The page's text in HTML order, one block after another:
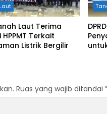
Laut Terima
Terkait
Listrik Bergilir
Ruas yang wajib ditandai